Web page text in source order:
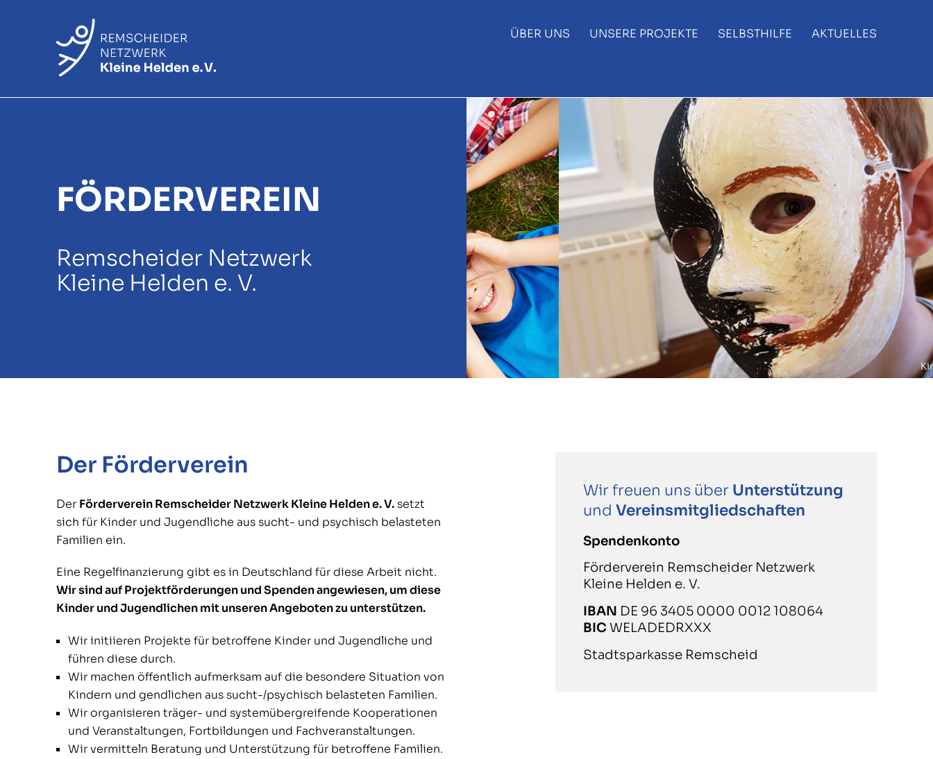
ÜBER UNS UNSERE PROJEKTE SELBSTHILFE AKTUELLES
FÖRDERVEREIN
Remscheider Netzwerk
Kleine Helden e. V.
KinderKunstprojekt
Der Förderverein
Der Förderverein Remscheider Netzwerk Kleine Helden e. V.setzt
sich für Kinder und Jugendliche aus sucht- und psychisch belasteten
Familien ein.
Eine Regelfinanzierung gibt es in Deutschland für diese Arbeit nicht.
Wir sind auf Projektförderungen und Spenden angewiesen, um diese
Kinder und Jugendlichen mit unseren Angeboten zu unterstützen.
Wir initiieren Projekte für betroffene Kinder und Jugendliche und
führen diese durch.
Wir machen öffentlich aufmerksam auf die besondere Situation von
Kindern und gendlichen aus sucht-/psychisch belasteten Familien.
Wir organisieren träger- und systemübergreifende Kooperationen
und Veranstaltungen, Fortbildungen und Fachveranstaltungen.
Wir vermitteln Beratung und Unterstützung für betroffene Familien.
Wir freuen uns über Unterstützung
undVereinsmitgliedschaften
Spendenkonto
Förderverein Remscheider Netzwerk
Kleine Helden e. V.
IBAN DE 96 3405 0000 0012 108064
BIC WELADEDRXXX
Stadtsparkasse Remscheid